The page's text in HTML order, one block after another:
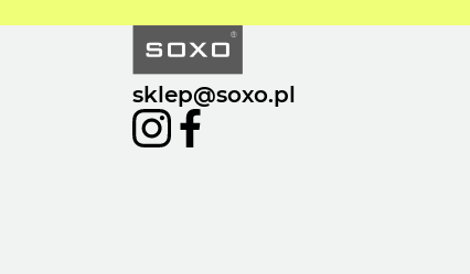
sklep@soxo.pl